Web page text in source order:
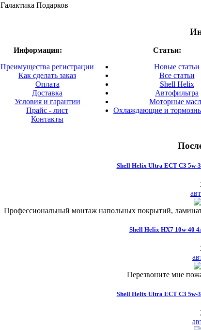
Галактика Подарков
Информация:
Преимущества регистрации
Как сделать заказ
Оплата
Доставка
Условия и гарантии
Прайс - лист
Контакты
Статьи:
Новые статьи
Все статьи
Shell Helix
Автофильтра
Моторные
Охлаждающие и
Shell Helix Ultra ECT C3 5w-
Профессиональный монтаж напольных покрытий,
Shell Helix HX7 10w-40
Перезвоните мне
Shell Helix Ultra ECT C3 5w-